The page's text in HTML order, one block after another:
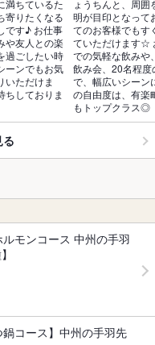
満ちているた
寄りたくなる
です♪ お仕事
や友人との楽
過ごしたい時
ーンでもお気
いただけま
ちしておりま
ょうちんと、周囲
明が目印となって
てのお客様でもす
ていただけます☆
での気軽な飲みや
飲み会、20名程度
で、幅広いシーン
の自由度は、有楽
もトップクラス◎
る
ルモンコース 中州の手羽
鍋コース】中州の手羽先